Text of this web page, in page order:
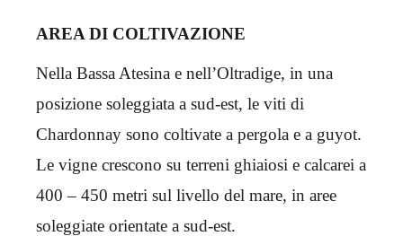
AREA DI COLTIVAZIONE
Nella Bassa Atesina e nell’Oltradige, in una
posizione soleggiata a sud-est, le viti di
Chardonnay sono coltivate a pergola e a guyot.
Le vigne crescono su terreni ghiaiosi e calcarei a
400 – 450 metri sul livello del mare, in aree
soleggiate orientate a sud-est.